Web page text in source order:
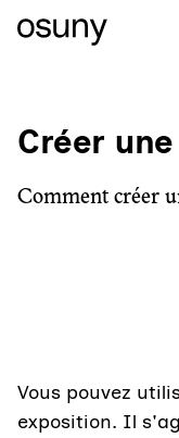
Créer
Comment créer
Vous pouvez
exposition. Il